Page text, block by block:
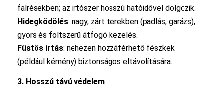
falrésekben; az irtószer hosszú hatóidővel dolgozik.
Hidegködölés: nagy, zárt terekben (padlás, garázs),
gyors és foltszerű átfogó kezelés.
Füstös irtás: nehezen hozzáférhető fészkek
(például kémény) biztonságos eltávolítására.
3. Hosszú távú védelem